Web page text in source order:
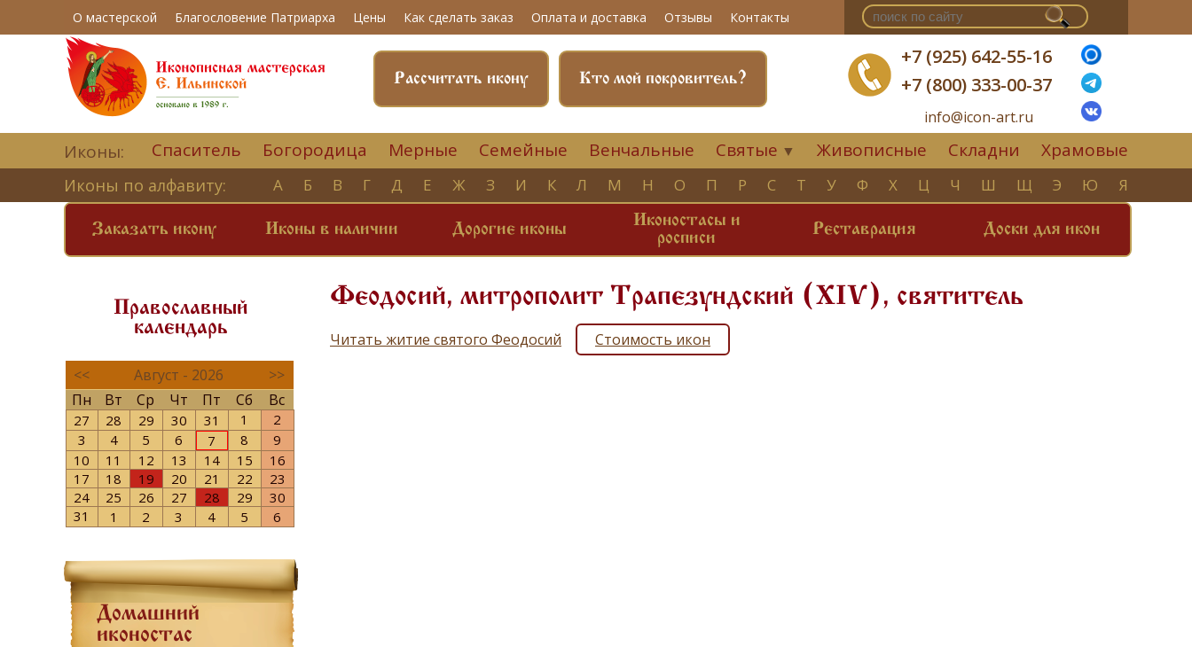
О мастерской Благословение Патриарха Цены Как сделать заказ Оплата и доставка Отзывы Контакты
+7 (925) 642-55-16
+7 (800) 333-00-37
info@icon-art.ru
Кто мой покровитель?
Рассчитать икону
Иконы: Спаситель Богородица Мерные Семейные Венчальные Святые ▼ Живописные Складни Храмовые
Иконы по алфавиту: А Б В Г Д Е Ж З И К Л М Н О П Р С Т У Ф Х Ц Ч Ш Щ Э Ю Я
Заказать икону Иконы в наличии Дорогие иконы
Иконостасы и
росписи
Реставрация Доски для икон
Православный
календарь
<< Август - 2026
>>
Пн
Вт Ср Чт Пт Сб Вс
27 28 29 30 31 1
2
3
4 5 6 7 8
9
10
11 12 13 14 15
16
17
18 19 20 21 22
23
24
25 26 27 28 29
30
31
1 2 3 4 5 6
Домашний
иконостас
Феодосий, митрополит Трапезундский (XIV), святитель
Читать житие святого Феодосий Стоимость икон